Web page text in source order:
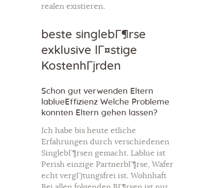
realen existieren.
beste singlebГ¶rse
exklusive lГ¤stige
KostenhГјrden
Schon gut verwenden Eltern
lablueEffizienz Welche Probleme
konnten Eltern gehen lassen?
Ich habe bis heute etliche
Erfahrungen durch verschiedenen
SinglebГ¶rsen gemacht. Lablue ist
Perish einzige PartnerbГ¶rse, Wafer
echt vergГјtungsfrei ist. Wohnhaft